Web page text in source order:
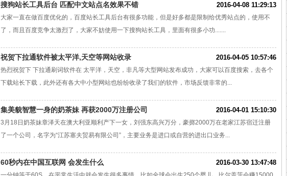
搜狗站长工具后台 匹配中文站点名效果不错 2016-04-08 11:29:13
大家一直在做百度优化的，百度站长工具后台有很多功能，但是好多都是限制给优秀站点的，使用不
了，而且百度竞争太激烈了，大家不妨使用一下搜狗站长工具，里面有很多小功.......
祝贺下拉通软件被太平洋,天空等网站收录 2016-04-05 10:57:46
热烈祝贺下 下拉通刷词软件在 太平洋，天空，非凡等大型网站发布成功，大家可以百度搜索，去各个
下载站长下载，此外还有各大中小型网站也纷纷收录了我们的软件，市场反馈非常的...
集美貌智慧一身的奶茶妹 再获2000万注册公司 2016-04-01 15:10:30
3月18日奶茶妹章泽天在澳大利亚顺利产下一女，刘强东高兴万分，豪掷2000万在老家江苏宿迁注册
了一个公司，名字为“江苏塞夫贸易有限公司”，主要业务是进口或自营的进出口业务...
60秒内在中国互联网 会发生什么 2016-03-30 13:47:48